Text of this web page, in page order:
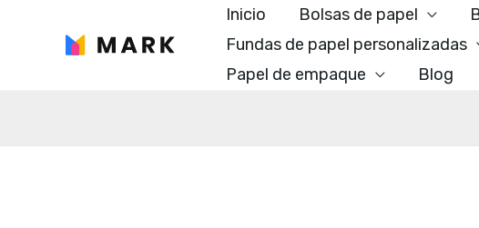
Inicio Bolsas de papel
Fundas de papel personalizadas
Papel de empaque
Blog